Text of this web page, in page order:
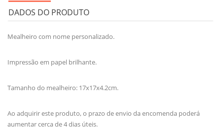
DADOS DO PRODUTO
Mealheiro com nome personalizado.
Impressão em papel brilhante.
Tamanho do mealheiro: 17x17x4.2cm.
Ao adquirir este produto, o prazo de envio da encomenda poderá
aumentar cerca de 4 dias úteis.